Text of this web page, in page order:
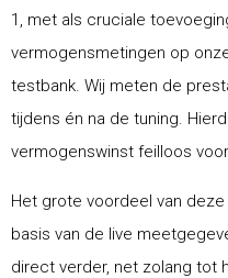
1, met als cruciale
vermogensmetingen op
testbank. Wij meten de
tijdens én na de tuning.
vermogenswinst feilloos
Het grote voordeel van
basis van de live
direct verder, net zolang tot